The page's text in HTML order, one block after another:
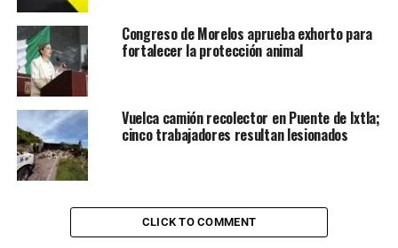
Congreso de Morelos aprueba exhorto para
fortalecer la protección animal
Vuelca camión recolector en Puente de Ixtla;
cinco trabajadores resultan lesionados
CLICK TO COMMENT